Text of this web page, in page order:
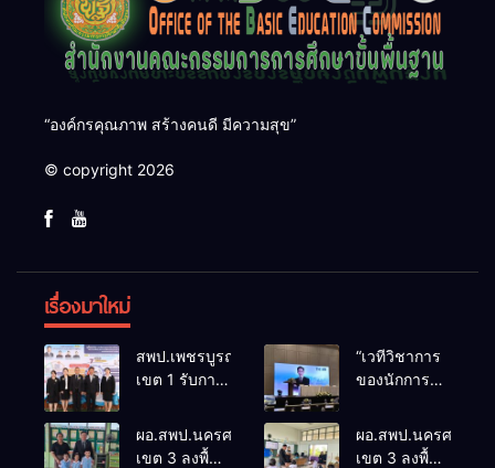
“องค์กรคุณภาพ สร้างคนดี มีความสุข”
© copyright 2026
เรื่องมาใหม่
สพป.เพชรบูรณ์
เขต 1 รับการ
ประเมินผล
เชิงประจักษ์
“เวทีวิชาการ
ของนักการ
ThaiCER
ผอ.สพป.นครศรีธรรมราช
เขต 3 ลงพื้นที่
ผอ.สพป.นครศรีธรร
เขต 3 ลงพื้นที่